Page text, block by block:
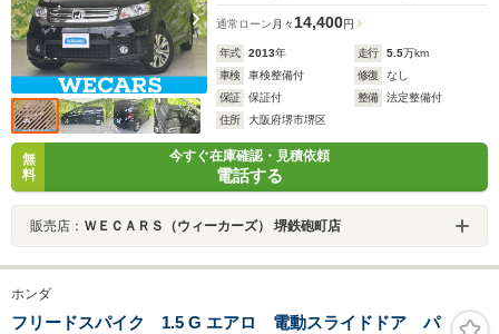
通常ローン 月々 14,400円
年式 2013年 走行 5.5万km
車検
車検整備付 修復
なし
保証
保証付 整備
法定整備付
住所
大阪府堺市堺区
無
料
今すぐ在庫確認・見積依頼
電話する
販売店： ＷＥＣＡＲＳ（ウィーカーズ） 堺鉄砲町店
ホンダ
フリードスパイク 1.5 G エアロ 電動スライドドア パ